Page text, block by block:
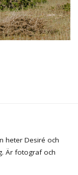
heter Desiré och
Är fotograf och